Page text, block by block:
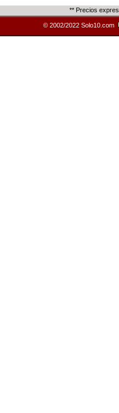
** Precios
© 2002/2022 Solo10.com